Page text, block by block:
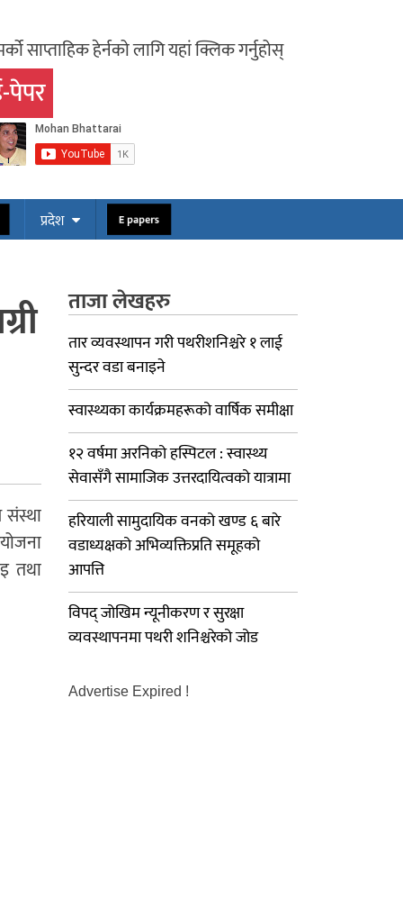
साप्ताहिक हेर्नको लागि यहां क्लिक गर्नुहोस्
पेपर
प्रदेश E papers
संस्था
तथा
ताजा लेखहरु
तार व्यवस्थापन गरी पथरीशनिश्चरे १ लाई
सुन्दर वडा बनाइने
स्वास्थ्यका कार्यक्रमहरूको वार्षिक समीक्षा
१२ वर्षमा अरनिको हस्पिटल : स्वास्थ्य
सेवासँगै सामाजिक उत्तरदायित्वको यात्रामा
हरियाली सामुदायिक वनको खण्ड ६ बारे
वडाध्यक्षको अभिव्यक्तिप्रति समूहको
आपत्ति
विपद् जोखिम न्यूनीकरण र सुरक्षा
व्यवस्थापनमा पथरी शनिश्चरेको जोड
Advertise Expired !